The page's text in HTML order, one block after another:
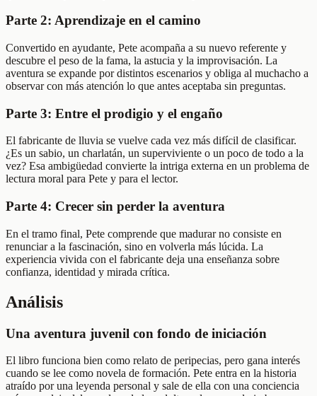
Parte 2: Aprendizaje en el camino
Convertido en ayudante, Pete acompaña a su nuevo referente y
descubre el peso de la fama, la astucia y la improvisación. La
aventura se expande por distintos escenarios y obliga al muchacho a
observar con más atención lo que antes aceptaba sin preguntas.
Parte 3: Entre el prodigio y el engaño
El fabricante de lluvia se vuelve cada vez más difícil de clasificar.
¿Es un sabio, un charlatán, un superviviente o un poco de todo a la
vez? Esa ambigüedad convierte la intriga externa en un problema de
lectura moral para Pete y para el lector.
Parte 4: Crecer sin perder la aventura
En el tramo final, Pete comprende que madurar no consiste en
renunciar a la fascinación, sino en volverla más lúcida. La
experiencia vivida con el fabricante deja una enseñanza sobre
confianza, identidad y mirada crítica.
Análisis
Una aventura juvenil con fondo de iniciación
El libro funciona bien como relato de peripecias, pero gana interés
cuando se lee como novela de formación. Pete entra en la historia
atraído por una leyenda personal y sale de ella con una conciencia